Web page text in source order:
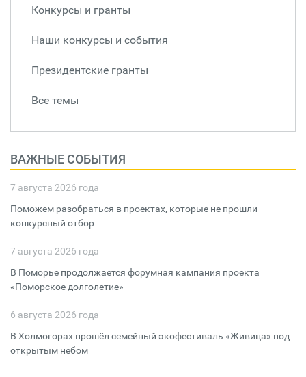
Конкурсы и гранты
Наши конкурсы и события
Президентские гранты
Все темы
ВАЖНЫЕ СОБЫТИЯ
7 августа 2026 года
Поможем разобраться в проектах, которые не прошли
конкурсный отбор
7 августа 2026 года
В Поморье продолжается форумная кампания проекта
«Поморское долголетие»
6 августа 2026 года
В Холмогорах прошёл семейный экофестиваль «Живица» под
открытым небом